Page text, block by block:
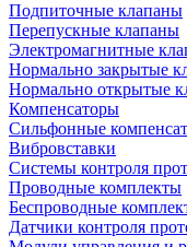
Подпиточные клапаны
Перепускные клапаны
Электромагнитные
Нормально закрытые
Нормально открытые
Компенсаторы
Сильфонные
Вибровставки
Системы контроля
Проводные комплекты
Беспроводные
Датчики контроля